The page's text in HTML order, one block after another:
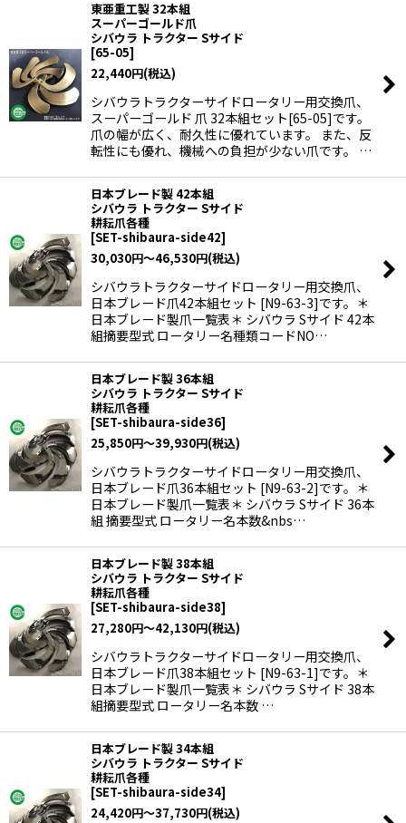
東亜重工製 32本組
スーパーゴールド爪
シバウラ トラクター Sサイド
[65-05]
22,440円(税込)
シバウラトラクターサイドロータリー用交換爪、
スーパーゴールド 爪 32本組セット[65-05]です。
爪の幅が広く、耐久性に優れています。 また、反
転性にも優れ、機械への負担が少ない爪です。 …
日本ブレード製 42本組
シバウラ トラクター Sサイド
耕耘爪各種
[SET-shibaura-side42]
30,030円～46,530円(税込)
シバウラトラクターサイドロータリー用交換爪、
日本ブレード爪42本組セット [N9-63-3]です。＊
日本ブレード製爪一覧表＊ シバウラ Sサイド 42本
組摘要型式 ロータリー名種類コードNO…
日本ブレード製 36本組
シバウラ トラクター Sサイド
耕耘爪各種
[SET-shibaura-side36]
25,850円～39,930円(税込)
シバウラトラクターサイドロータリー用交換爪、
日本ブレード爪36本組セット [N9-63-2]です。＊
日本ブレード製爪一覧表＊ シバウラ Sサイド 36本
組 摘要型式 ロータリー名本数&nbs…
日本ブレード製 38本組
シバウラ トラクター Sサイド
耕耘爪各種
[SET-shibaura-side38]
27,280円～42,130円(税込)
シバウラトラクターサイドロータリー用交換爪、
日本ブレード爪38本組セット [N9-63-1]です。＊
日本ブレード製爪一覧表＊ シバウラ Sサイド 38本
組摘要型式 ロータリー名本数 …
日本ブレード製 34本組
シバウラ トラクター Sサイド
耕耘爪各種
[SET-shibaura-side34]
24,420円～37,730円(税込)